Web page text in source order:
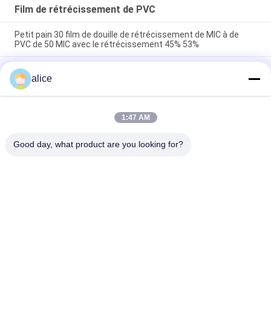
Film de rétrécissement de PVC
Petit pain 30 film de douille de rétrécissement de MIC à de
PVC de 50 MIC avec le rétrécissement 45% 53%
Film de rétrécissement inodore de PVC de catégorie
d'impression, nourriture d'emballage d'enveloppe de
rétrécissement de la chaleur
Film imprimable Rolls d'enveloppe de rétrécissement de
rapport élevé de rétrécissement pour de pleines douilles de
alice
1:47 AM
Good day, what product are you looking for?